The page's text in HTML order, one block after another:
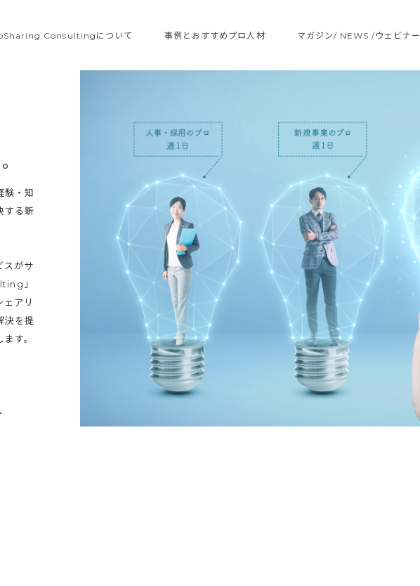
Consultingについて 事例とおすすめプロ人材 マガジン/ NEWS /ウェビナー
験・知
する新
スがサ
」
アリ
決を提
す。